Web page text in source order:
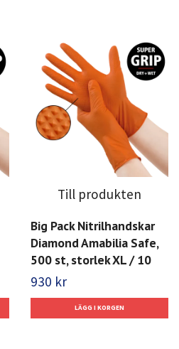
Till produkten
Big Pack Nitrilhandskar
Diamond Amabilia Safe,
500 st, storlek XL / 10
930 kr